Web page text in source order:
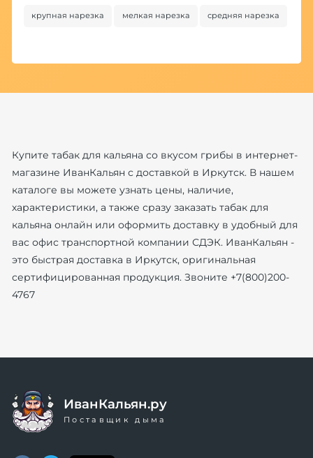
крупная нарезка мелкая нарезка средняя нарезка
Купите табак для кальяна со вкусом грибы в интернет-
магазине ИванКальян с доставкой в Иркутск. В нашем
каталоге вы можете узнать цены, наличие,
характеристики, а также сразу заказать табак для
кальяна онлайн или оформить доставку в удобный для
вас офис транспортной компании СДЭК. ИванКальян -
это быстрая доставка в Иркутск, оригинальная
сертифицированная продукция. Звоните +7(800)200-
4767
ИванКальян.ру
Поставщик дыма